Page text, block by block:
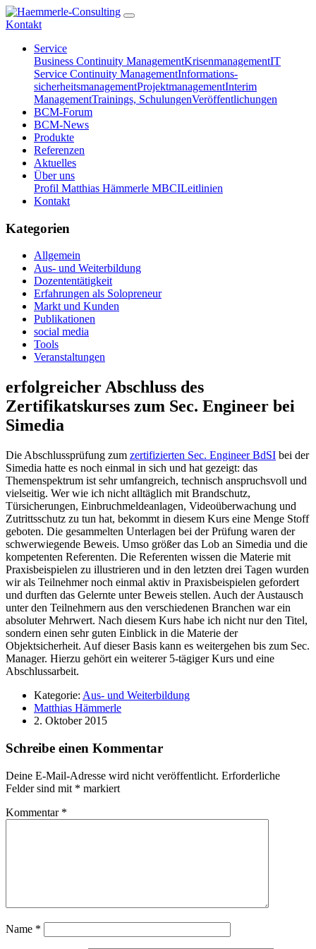
Kontakt
Service
Business Continuity ManagementKrisenmanagementIT
Service Continuity ManagementInformations-
sicherheitsmanagementProjektmanagementInterim
ManagementTrainings, SchulungenVeröffentlichungen
BCM-Forum
BCM-News
Produkte
Referenzen
Aktuelles
Über uns
Profil Matthias Hämmerle MBCILeitlinien
Kontakt
Kategorien
Allgemein
Aus- und Weiterbildung
Dozententätigkeit
Erfahrungen als Solopreneur
Markt und Kunden
Publikationen
social media
Tools
Veranstaltungen
erfolgreicher Abschluss des
Zertifikatskurses zum Sec. Engineer bei
Simedia
Die Abschlussprüfung zum zertifizierten Sec. Engineer BdSI bei der
Simedia hatte es noch einmal in sich und hat gezeigt: das
Themenspektrum ist sehr umfangreich, technisch anspruchsvoll und
vielseitig. Wer wie ich nicht alltäglich mit Brandschutz,
Türsicherungen, Einbruchmeldeanlagen, Videoüberwachung und
Zutrittsschutz zu tun hat, bekommt in diesem Kurs eine Menge Stoff
geboten. Die gesammelten Unterlagen bei der Prüfung waren der
schwerwiegende Beweis. Umso größer das Lob an Simedia und die
kompetenten Referenten. Die Referenten wissen die Materie mit
Praxisbeispielen zu illustrieren und in den letzten drei Tagen wurden
wir als Teilnehmer noch einmal aktiv in Praxisbeispielen gefordert
und durften das Gelernte unter Beweis stellen. Auch der Austausch
unter den Teilnehmern aus den verschiedenen Branchen war ein
absoluter Mehrwert. Nach diesem Kurs habe ich nicht nur den Titel,
sondern einen sehr guten Einblick in die Materie der
Objektsicherheit. Auf dieser Basis kann es weitergehen bis zum Sec.
Manager. Hierzu gehört ein weiterer 5-tägiger Kurs und eine
Abschlussarbeit.
Kategorie: Aus- und Weiterbildung
Matthias Hämmerle
2. Oktober 2015
Schreibe einen Kommentar
Deine E-Mail-Adresse wird nicht veröffentlicht. Erforderliche
Felder sind mit * markiert
Kommentar *
Name *